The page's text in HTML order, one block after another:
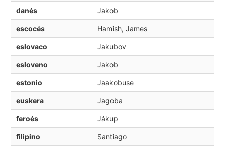
danés Jakob
escocés Hamish, James
eslovaco Jakubov
esloveno Jakob
estonio Jaakobuse
euskera Jagoba
feroés Jákup
filipino Santiago